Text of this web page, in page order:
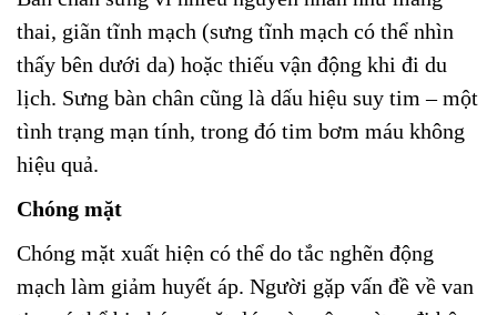
thai, giãn tĩnh mạch (sưng tĩnh mạch có thể nhìn
thấy bên dưới da) hoặc thiếu vận động khi đi du
lịch. Sưng bàn chân cũng là dấu hiệu suy tim – một
tình trạng mạn tính, trong đó tim bơm máu không
hiệu quả.
Chóng mặt
Chóng mặt xuất hiện có thể do tắc nghẽn động
mạch làm giảm huyết áp. Người gặp vấn đề về van